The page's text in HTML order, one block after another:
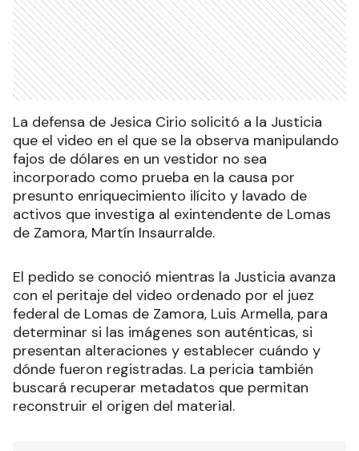
La defensa de Jesica Cirio solicitó a la Justicia
que el video en el que se la observa manipulando
fajos de dólares en un vestidor no sea
incorporado como prueba en la causa por
presunto enriquecimiento ilícito y lavado de
activos que investiga al exintendente de Lomas
de Zamora, Martín Insaurralde.
El pedido se conoció mientras la Justicia avanza
con el peritaje del video ordenado por el juez
federal de Lomas de Zamora, Luis Armella, para
determinar si las imágenes son auténticas, si
presentan alteraciones y establecer cuándo y
dónde fueron registradas. La pericia también
buscará recuperar metadatos que permitan
reconstruir el origen del material.